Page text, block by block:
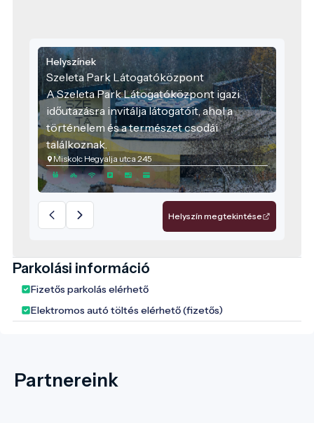
Helyszínek
Szeleta Park Látogatóközpont
A Szeleta Park Látogatóközpont igazi
időutazásra invitálja látogatóit, ahol a
történelem és a természet csodái
találkoznak.
Miskolc Hegyalja utca 245
Helyszín megtekintése
Parkolási információ
Fizetős parkolás elérhető
Elektromos autó töltés elérhető (fizetős)
Partnereink